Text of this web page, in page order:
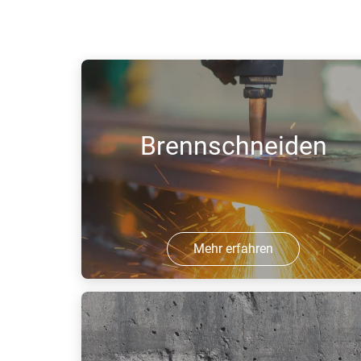
Brennschneiden
Mehr erfahren
Das autogene Brennschneiden hat
auch nach über 100 Jahren seine
Daseinsberechtigung in der